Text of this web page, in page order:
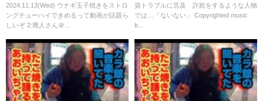
2024.11.13(Wed) ウナギ玉子焼きをストロ
ングチューハイできめるって動画が話題ら
しいぞ 2:廃人さん＠...
「ないない」
資トラブルに言及 詐欺をするような人物
では…「ないない」 Copyrighted music
b...